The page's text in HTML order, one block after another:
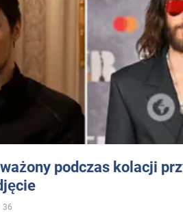
podczas kolacji
36